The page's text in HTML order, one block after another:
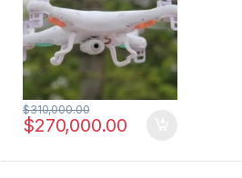
$270,000.00
$310,000.00